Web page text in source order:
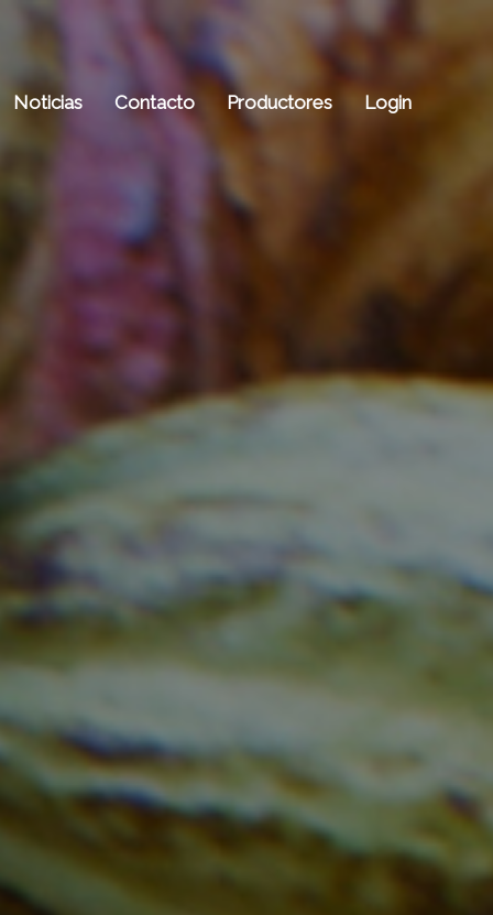
Noticias Contacto Productores Login